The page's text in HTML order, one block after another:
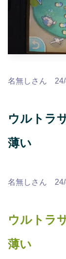
名無しさん 24/
ウルトラ
薄い
名無しさん 24/
ウルトラ
薄い